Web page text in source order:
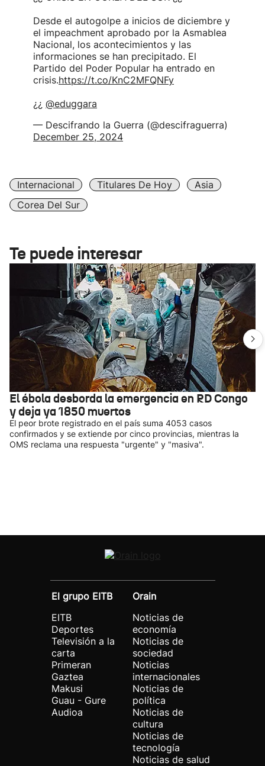
Desde el autogolpe a inicios de diciembre y
el impeachment aprobado por la Asmablea
Nacional, los acontecimientos y las
informaciones se han precipitado. El
Partido del Poder Popular ha entrado en
crisis.https://t.co/KnC2MFQNFy
¿¿ @eduggara
— Descifrando la Guerra (@descifraguerra)
December 25, 2024
Internacional Titulares De Hoy
Asia
Corea Del Sur
Te puede interesar
El ébola desborda la emergencia en RD Congo
y deja ya 1850 muertos
El peor brote registrado en el país suma 4053 casos
confirmados y se extiende por cinco provincias, mientras la
OMS reclama una respuesta "urgente" y "masiva".
El grupo EITB
EITB
Deportes
Televisión a la
carta
Primeran
Gaztea
Makusi
Guau - Gure
Audioa
Orain
Noticias de
economía
Noticias de
sociedad
Noticias
internacionales
Noticias de
política
Noticias de
cultura
Noticias de
tecnología
Noticias de salud